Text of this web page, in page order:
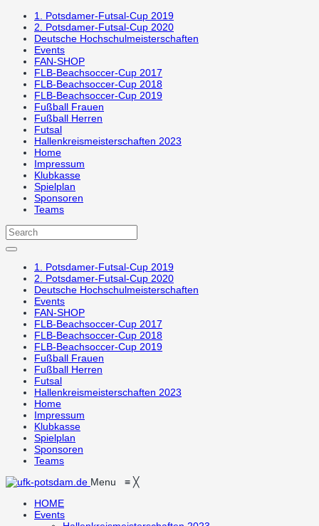
1. Potsdamer-Futsal-Cup 2019
2. Potsdamer-Futsal-Cup 2020
Deutsche Hochschulmeisterschaften
Events
FAN-SHOP
FLB-Beachsoccer-Cup 2017
FLB-Beachsoccer-Cup 2018
FLB-Beachsoccer-Cup 2019
Fußball Frauen
Fußball Herren
Futsal
Hallenkreismeisterschaften 2023
Home
Impressum
Klubkasse
Spielplan
Sponsoren
Teams
1. Potsdamer-Futsal-Cup 2019
2. Potsdamer-Futsal-Cup 2020
Deutsche Hochschulmeisterschaften
Events
FAN-SHOP
FLB-Beachsoccer-Cup 2017
FLB-Beachsoccer-Cup 2018
FLB-Beachsoccer-Cup 2019
Fußball Frauen
Fußball Herren
Futsal
Hallenkreismeisterschaften 2023
Home
Impressum
Klubkasse
Spielplan
Sponsoren
Teams
Menu ≡ ╳
HOME
Events